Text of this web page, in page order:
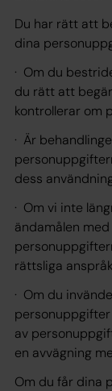
Du har rätt att
dina
· Om du
du rätt att
kontrollerar om
· Är
dess
· Om vi inte
ändamålen
rättsliga
· Om du
av
en avvägning
Om du får dina